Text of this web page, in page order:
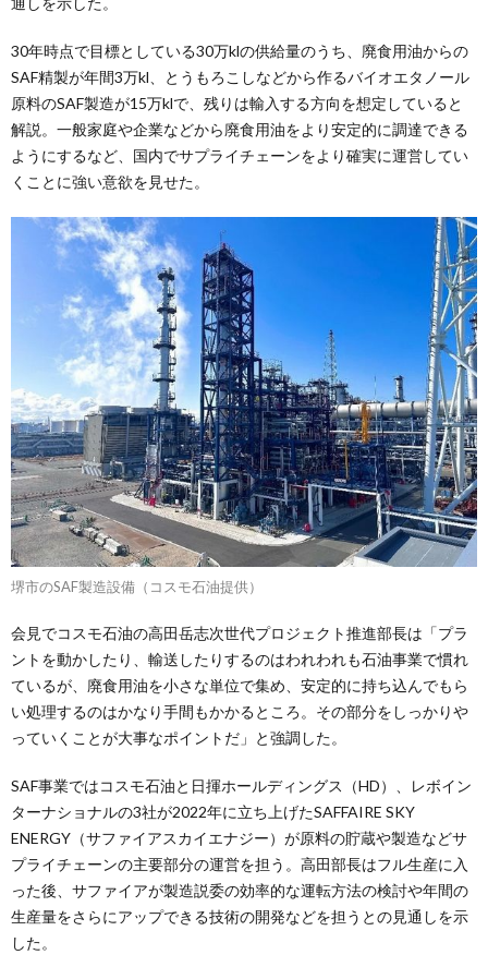
30年時点で目標としている30万klの供給量のうち、廃食用油からの
SAF精製が年間3万kl、とうもろこしなどから作るバイオエタノール
原料のSAF製造が15万klで、残りは輸入する方向を想定していると
解説。一般家庭や企業などから廃食用油をより安定的に調達できる
ようにするなど、国内でサプライチェーンをより確実に運営してい
くことに強い意欲を見せた。
堺市のSAF製造設備（コスモ石油提供）
会見でコスモ石油の高田岳志次世代プロジェクト推進部長は「プラ
ントを動かしたり、輸送したりするのはわれわれも石油事業で慣れ
ているが、廃食用油を小さな単位で集め、安定的に持ち込んでもら
い処理するのはかなり手間もかかるところ。その部分をしっかりや
っていくことが大事なポイントだ」と強調した。
SAF事業ではコスモ石油と日揮ホールディングス（HD）、レボイン
ターナショナルの3社が2022年に立ち上げたSAFFAIRE SKY
ENERGY（サファイアスカイエナジー）が原料の貯蔵や製造などサ
プライチェーンの主要部分の運営を担う。高田部長はフル生産に入
った後、サファイアが製造説委の効率的な運転方法の検討や年間の
生産量をさらにアップできる技術の開発などを担うとの見通しを示
した。